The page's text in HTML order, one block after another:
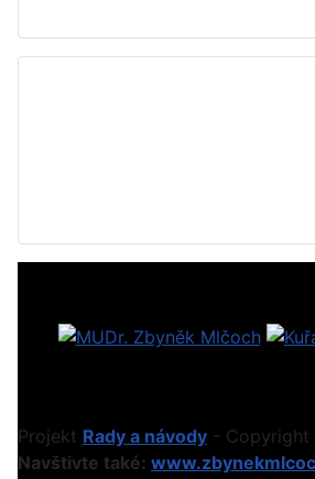
Projekt Rady a návody -
Navštivte také: